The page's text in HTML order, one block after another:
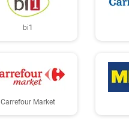
bi1
Carrefour Market